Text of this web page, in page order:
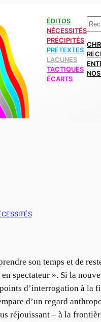
ÉDITOS
NÉCESSITÉS
PRÉCIPITÉS
PRÉTEXTES
LACUNES
TACTIQUES
ÉCARTS
son temps et de
spectateur ». Si la
d’interrogation à
d’un regard
réjouissant – à la